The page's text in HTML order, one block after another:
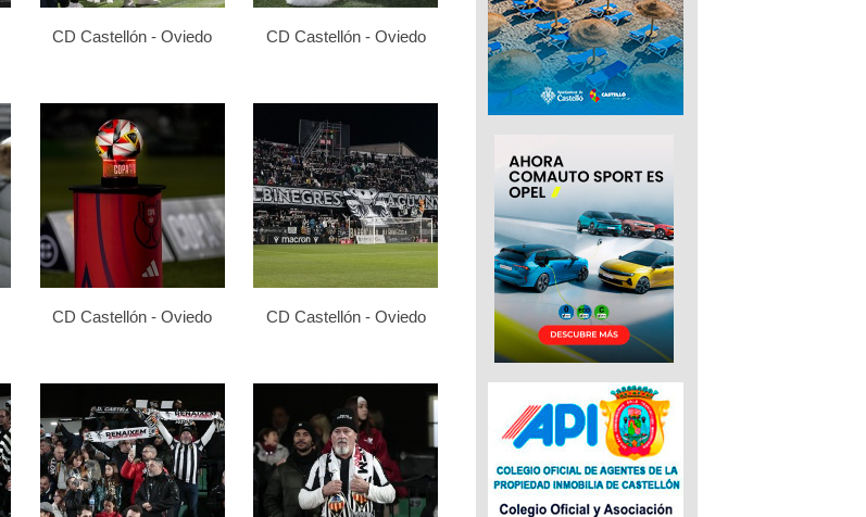
CD Castellón - Oviedo CD Castellón - Oviedo
CD Castellón - Oviedo CD Castellón - Oviedo